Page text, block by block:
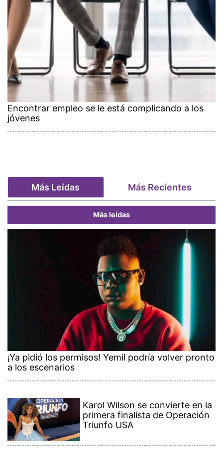
Encontrar empleo se le está complicando a los
jóvenes
Más Leídas Más Recientes
Más leídas
¡Ya pidió los permisos! Yemil podría volver pronto
a los escenarios
Karol Wilson se convierte en la
primera finalista de Operación
Triunfo USA